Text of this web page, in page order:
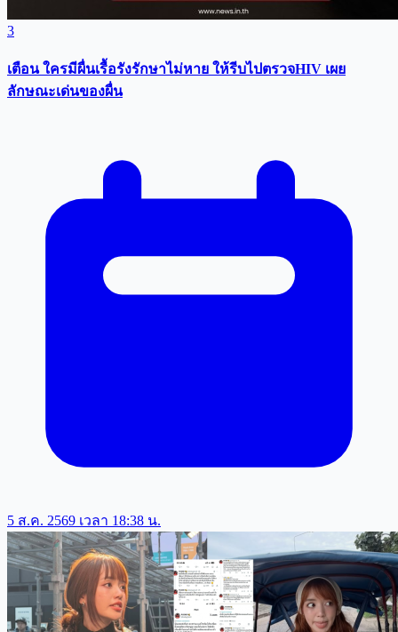
3
เตือน ใครมีผื่นเรื้อรังรักษาไม่หาย ให้รีบไปตรวจHIV เผย
ลักษณะเด่นของผื่น
5 ส.ค. 2569 เวลา 18:38 น.